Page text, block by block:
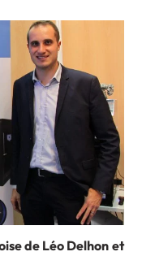
de Léo Delhon et